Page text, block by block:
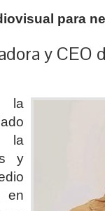
para
y CEO
la
la
y
en